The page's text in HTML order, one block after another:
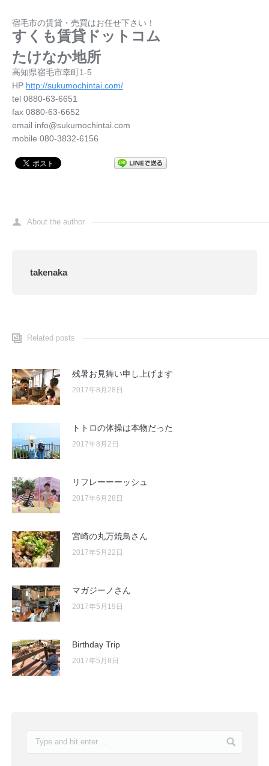
宿毛市の賃貸・売買はお任せ下さい！
すくも賃貸ドットコム
たけなか地所
高知県宿毛市幸町1-5
HP http://sukumochintai.com/
tel 0880-63-6651
fax 0880-63-6652
email info@sukumochintai.com
mobile 080-3832-6156
About the author
takenaka
Related posts
残暑お見舞い申し上げます
2017年8月28日
トトロの体操は本物だった
2017年8月2日
リフレーーーッシュ
2017年6月28日
宮崎の丸万焼鳥さん
2017年5月22日
マガジーノさん
2017年5月19日
Birthday Trip
2017年5月8日